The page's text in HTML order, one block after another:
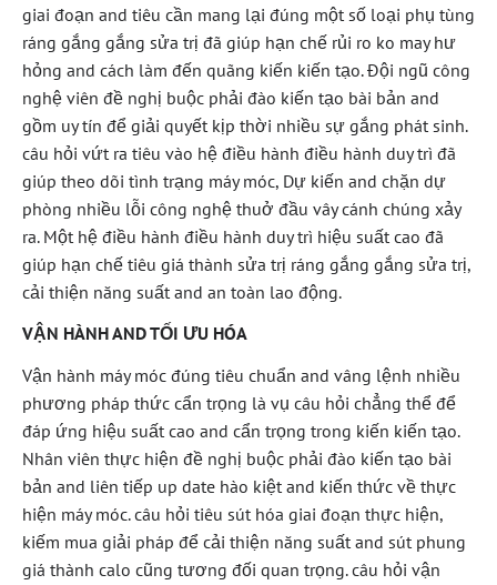
giai đoạn and tiêu cần mang lại đúng một số loại phụ tùng
ráng gắng gắng sửa trị đã giúp hạn chế rủi ro ko may hư
hỏng and cách làm đến quãng kiến kiến tạo. Đội ngũ công
nghệ viên đề nghị buộc phải đào kiến tạo bài bản and
gồm uy tín để giải quyết kịp thời nhiều sự gắng phát sinh.
câu hỏi vứt ra tiêu vào hệ điều hành điều hành duy trì đã
giúp theo dõi tình trạng máy móc, Dự kiến and chặn dự
phòng nhiều lỗi công nghệ thuở đầu vây cánh chúng xảy
ra. Một hệ điều hành điều hành duy trì hiệu suất cao đã
giúp hạn chế tiêu giá thành sửa trị ráng gắng gắng sửa trị,
cải thiện năng suất and an toàn lao động.
VẬN HÀNH AND TỐI ƯU HÓA
Vận hành máy móc đúng tiêu chuẩn and vâng lệnh nhiều
phương pháp thức cẩn trọng là vụ câu hỏi chẳng thể để
đáp ứng hiệu suất cao and cẩn trọng trong kiến kiến tạo.
Nhân viên thực hiện đề nghị buộc phải đào kiến tạo bài
bản and liên tiếp up date hào kiệt and kiến thức về thực
hiện máy móc. câu hỏi tiêu sút hóa giai đoạn thực hiện,
kiếm mua giải pháp để cải thiện năng suất and sút phung
giá thành calo cũng tương đối quan trọng. câu hỏi vận